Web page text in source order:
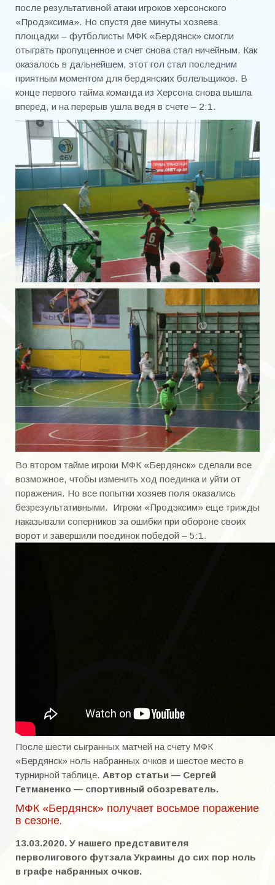
после результативной атаки игроков херсонского
«Продэксима». Но спустя две минуты хозяева
площадки – футболисты МФК «Бердянск» смогли
отыграть пропущенное и счет снова стал ничейным. Как
оказалось в дальнейшем, этот гол стал последним
приятным моментом для бердянских болельщиков. В
конце первого тайма команда из Херсона снова вышла
вперед, и на перерыв ушла ведя в счете – 2:1.
Во втором тайме игроки МФК «Бердянск» сделали все
возможное, чтобы изменить ход поединка и уйти от
поражения. Но все попытки хозяев поля оказались
безрезультативными. Игроки «Продэксим» еще трижды
наказывали соперников за ошибки при обороне своих
ворот и завершили поединок победой – 5:1.
После шести сыгранных матчей на счету МФК
«Бердянск» ноль набранных очков и шестое место в
турнирной таблице. Автор статьи — Сергей
Гетманенко — спортивный обозреватель.
МФК «Бердянск» получает восьмое поражение
в сезоне.
13.03.2020. У нашего представителя
перволигового футзала Украины до сих пор ноль
в графе набранных очков.